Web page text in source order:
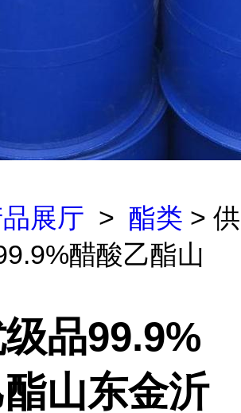
展厅 > 酯类 > 供
醋酸乙酯山
品99.9%
山东金沂